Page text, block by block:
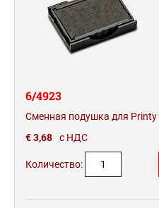
6/4923
Сменная подушка для Printy
€ 3,68
с НДС
Количество: